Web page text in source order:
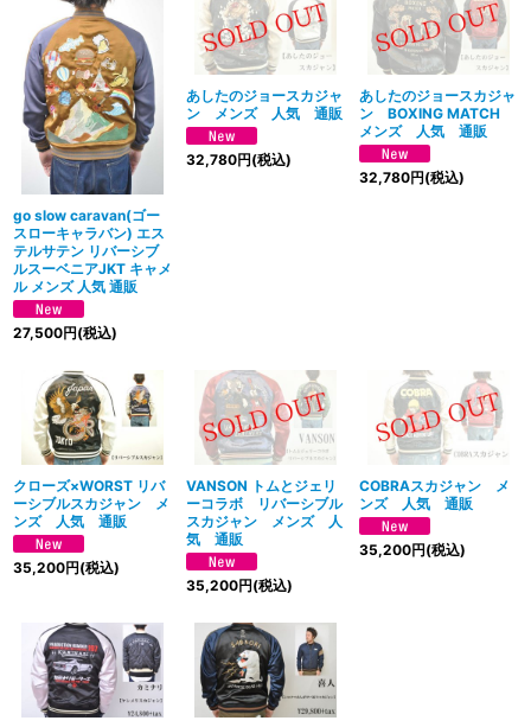
go slow caravan(ゴー
スローキャラバン) エス
テルサテン リバーシブ
ルスーベニアJKT キャメ
ル メンズ 人気 通販
27,500円(税込)
あしたのジョースカジャ
ン メンズ 人気 通販
32,780円(税込)
あしたのジョースカジャ
ン BOXING MATCH
メンズ 人気 通販
32,780円(税込)
クローズ×WORST リバ
ーシブルスカジャン メ
ンズ 人気 通販
35,200円(税込)
VANSON トムとジェリ
ーコラボ リバーシブル
スカジャン メンズ 人
気 通販
35,200円(税込)
COBRAスカジャン メ
ンズ 人気 通販
35,200円(税込)